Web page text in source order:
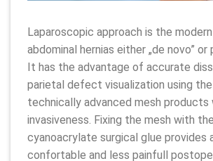
Laparoscopic approach is the
abdominal hernias either „de novo” or
It has the advantage of accurate
parietal defect visualization using
technically advanced mesh products
invasiveness. Fixing the mesh with the
cyanoacrylate surgical glue provides
confortable and less painfull